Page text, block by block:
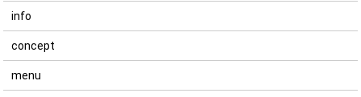
info
concept
menu